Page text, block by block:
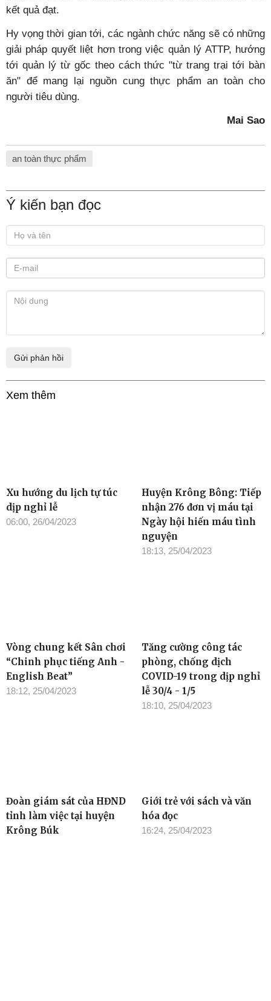
kết quả đạt.
Hy vọng thời gian tới, các ngành chức năng sẽ có những
giải pháp quyết liệt hơn trong việc quản lý ATTP, hướng
tới quản lý từ gốc theo cách thức "từ trang trại tới bàn
ăn" để mang lại nguồn cung thực phẩm an toàn cho
người tiêu dùng.
Mai Sao
an toàn thực phẩm
Ý kiến bạn đọc
Xem thêm
Xu hướng du lịch tự túc
dịp nghỉ lễ
06:00, 26/04/2023
Huyện Krông Bông: Tiếp
nhận 276 đơn vị máu tại
Ngày hội hiến máu tình
nguyện
18:13, 25/04/2023
Vòng chung kết Sân chơi
“Chinh phục tiếng Anh -
English Beat”
18:12, 25/04/2023
Tăng cường công tác
phòng, chống dịch
COVID-19 trong dịp nghỉ
lễ 30/4 - 1/5
18:10, 25/04/2023
Đoàn giám sát của HĐND
tỉnh làm việc tại huyện
Krông Búk
Giới trẻ với sách và văn
hóa đọc
16:24, 25/04/2023